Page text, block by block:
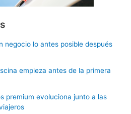
negocio lo antes posible después
empieza antes de la primera
premium evoluciona junto a las